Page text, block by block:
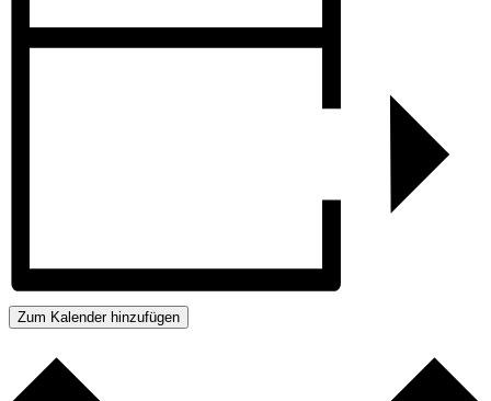
Zum Kalender hinzufügen